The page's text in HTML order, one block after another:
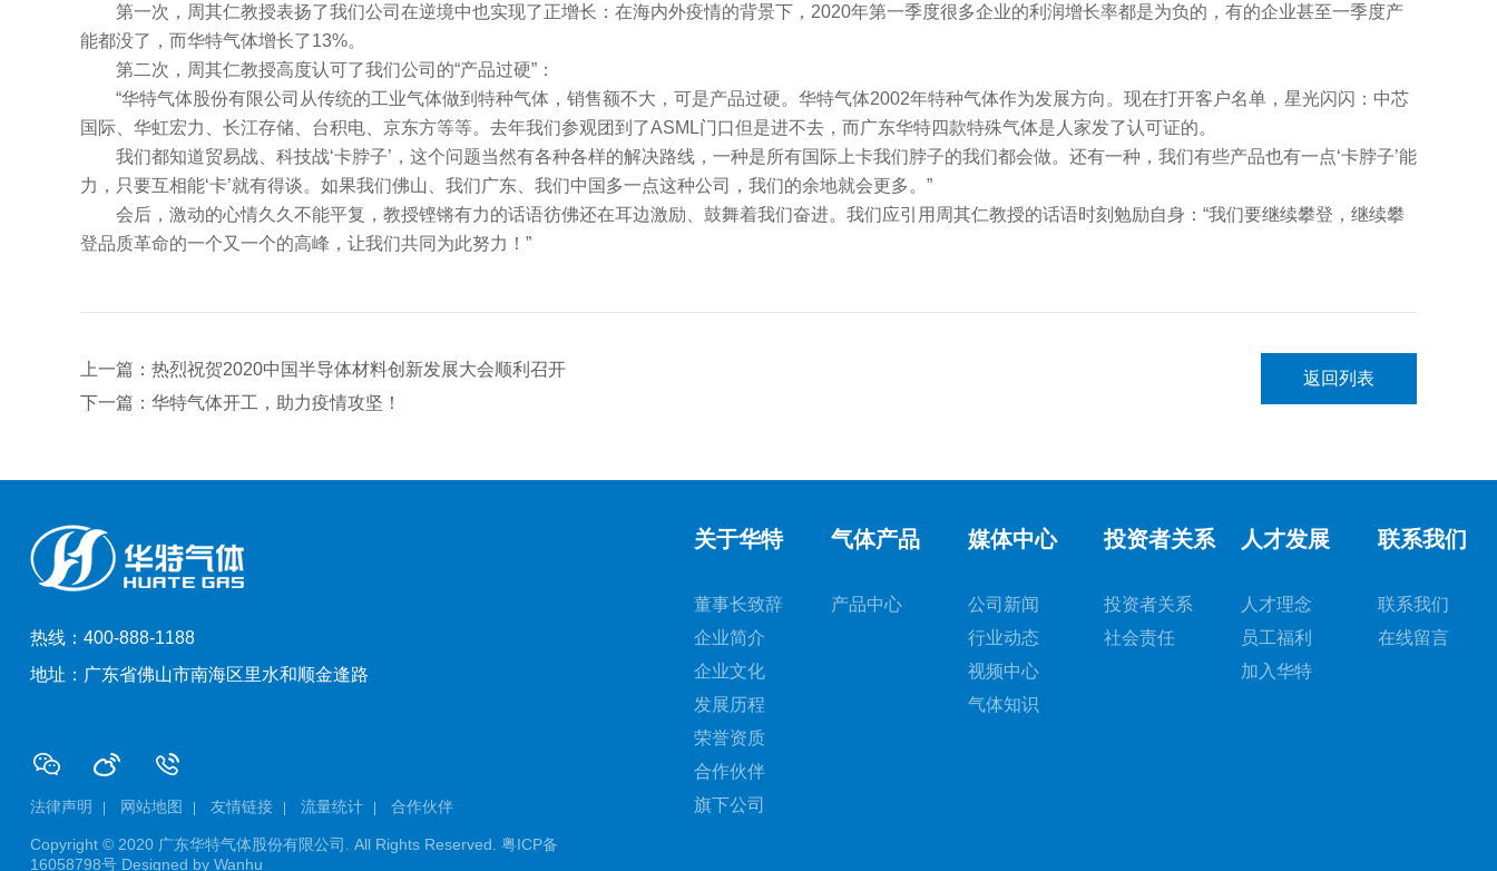
第一次，周其仁教授表扬了我们公司在逆境中也实现了正增长：在海内外疫情的背景下，2020年第一季度很多企业的利润增长率都是为负的，有的企业甚至一季度产
能都没了，而华特气体增长了13%。
第二次，周其仁教授高度认可了我们公司的“产品过硬”：
“华特气体股份有限公司从传统的工业气体做到特种气体，销售额不大，可是产品过硬。华特气体2002年特种气体作为发展方向。现在打开客户名单，星光闪闪：中芯
国际、华虹宏力、长江存储、台积电、京东方等等。去年我们参观团到了ASML门口但是进不去，而广东华特四款特殊气体是人家发了认可证的。
我们都知道贸易战、科技战‘卡脖子’，这个问题当然有各种各样的解决路线，一种是所有国际上卡我们脖子的我们都会做。还有一种，我们有些产品也有一点‘卡脖子’能
力，只要互相能‘卡’就有得谈。如果我们佛山、我们广东、我们中国多一点这种公司，我们的余地就会更多。”
会后，激动的心情久久不能平复，教授铿锵有力的话语彷佛还在耳边激励、鼓舞着我们奋进。我们应引用周其仁教授的话语时刻勉励自身：“我们要继续攀登，继续攀
登品质革命的一个又一个的高峰，让我们共同为此努力！”
返回列表
上一篇：热烈祝贺2020中国半导体材料创新发展大会顺利召开
下一篇：华特气体开工，助力疫情攻坚！
关于华特
董事长致辞
企业简介
企业文化
发展历程
荣誉资质
合作伙伴
旗下公司
气体产品
产品中心
媒体中心
公司新闻
行业动态
视频中心
气体知识
投资者关系
投资者关系
社会责任
人才发展
人才理念
员工福利
加入华特
联系我们
联系我们
在线留言
热线：400-888-1188
地址：广东省佛山市南海区里水和顺金逢路
法律声明 网站地图 友情链接 流量统计 合作伙伴
Copyright © 2020 广东华特气体股份有限公司. All Rights Reserved. 粤ICP备
16058798号Designed by Wanhu